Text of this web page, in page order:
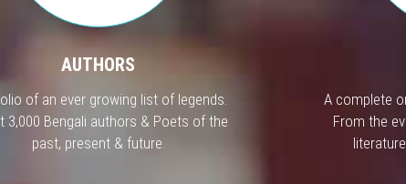
AUTHORS
of an ever growing list of legends.
3,000 Bengali authors & Poets of the
past, present & future.
A complete
From the